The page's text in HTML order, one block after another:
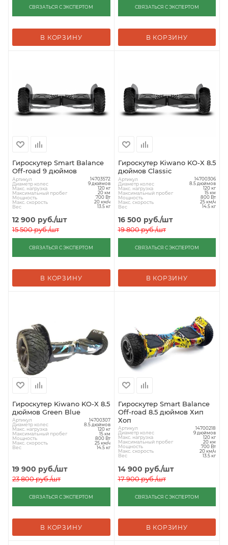
СВЯЗАТЬСЯ С ЭКСПЕРТОМ
В КОРЗИНУ
СВЯЗАТЬСЯ С ЭКСПЕРТОМ
В КОРЗИНУ
Гироскутер Smart Balance
Off-road 9 дюймов
Артикул 14703572
Диаметр колес 9 дюймов
Макс. нагрузка 120 кг
Максимальный пробег 20 км
Мощность 700 Вт
Макс. скорость 20 км/ч
Вес 13.5 кг
12 900 руб./шт
15 500руб./шт
СВЯЗАТЬСЯ С ЭКСПЕРТОМ
В КОРЗИНУ
Гироскутер Kiwano KO-X 8.5
дюймов Classic
Артикул 14700306
Диаметр колес 8.5 дюймов
Макс. нагрузка 120 кг
Максимальный пробег 15 км
Мощность 800 Вт
Макс. скорость 25 км/ч
Вес 14.5 кг
16 500 руб./шт
19 800руб./шт
СВЯЗАТЬСЯ С ЭКСПЕРТОМ
В КОРЗИНУ
Гироскутер Kiwano KO-X 8.5
дюймов Green Blue
Артикул 14700307
Диаметр колес 8.5 дюймов
Макс. нагрузка 120 кг
Максимальный пробег 15 км
Мощность 800 Вт
Макс. скорость 25 км/ч
Вес 14.5 кг
19 900 руб./шт
23 800руб./шт
СВЯЗАТЬСЯ С ЭКСПЕРТОМ
В КОРЗИНУ
Гироскутер Smart Balance
Off-road 8.5 дюймов Хип
Хоп
Артикул 14700218
Диаметр колес 9 дюймов
Макс. нагрузка 120 кг
Максимальный пробег 20 км
Мощность 700 Вт
Макс. скорость 20 км/ч
Вес 13.5 кг
14 900 руб./шт
17 900руб./шт
СВЯЗАТЬСЯ С ЭКСПЕРТОМ
В КОРЗИНУ